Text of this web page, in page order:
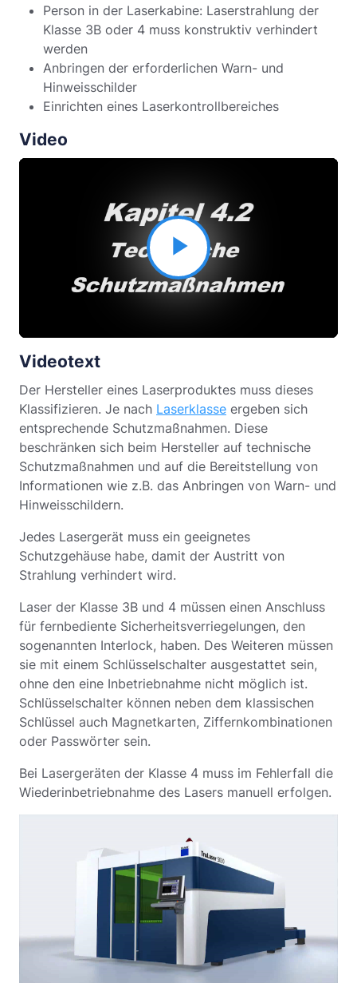
Person in der Laserkabine: Laserstrahlung der
Klasse 3B oder 4 muss konstruktiv verhindert
werden
Anbringen der erforderlichen Warn- und
Hinweisschilder
Einrichten eines Laserkontrollbereiches
Video
Video
abspielen
Videotext
Der Hersteller eines Laserproduktes muss dieses
Klassifizieren. Je nach Laserklasse ergeben sich
entsprechende Schutzmaßnahmen. Diese
beschränken sich beim Hersteller auf technische
Schutzmaßnahmen und auf die Bereitstellung von
Informationen wie z.B. das Anbringen von Warn- und
Hinweisschildern.
Jedes Lasergerät muss ein geeignetes
Schutzgehäuse habe, damit der Austritt von
Strahlung verhindert wird.
Laser der Klasse 3B und 4 müssen einen Anschluss
für fernbediente Sicherheitsverriegelungen, den
sogenannten Interlock, haben. Des Weiteren müssen
sie mit einem Schlüsselschalter ausgestattet sein,
ohne den eine Inbetriebnahme nicht möglich ist.
Schlüsselschalter können neben dem klassischen
Schlüssel auch Magnetkarten, Ziffernkombinationen
oder Passwörter sein.
Bei Lasergeräten der Klasse 4 muss im Fehlerfall die
Wiederinbetriebnahme des Lasers manuell erfolgen.